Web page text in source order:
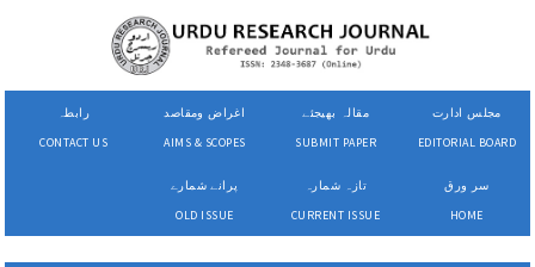
رابطہ
CONTACT US
اغراض ومقاصد
AIMS & SCOPES
مقالہ بھیجئے
SUBMIT PAPER
مجلس ادارت
EDITORIAL BOARD
پرانے شمارے
OLD ISSUE
تازہ شمارہ
CURRENT ISSUE
سر ورق
HOME